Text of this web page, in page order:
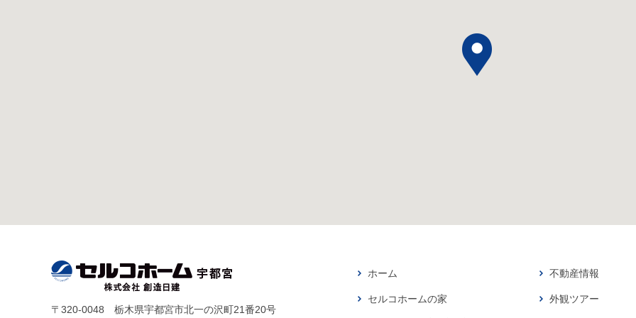
ホーム
セルコホームの家
不動産情報
外観ツアー
〒320-0048 栃木県宇都宮市北一の沢町21番20号